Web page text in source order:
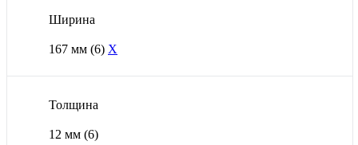
Ширина
167 мм (6) X
Толщина
12 мм (6)